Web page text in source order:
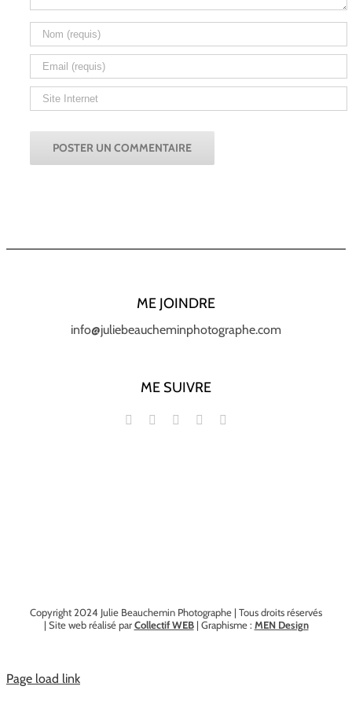
ME JOINDRE
info@juliebeaucheminphotographe.com
ME SUIVRE
Copyright 2024 Julie Beauchemin Photographe | Tous droits réservés
| Site web réalisé parCollectif WEB| Graphisme : MEN Design
Page load link